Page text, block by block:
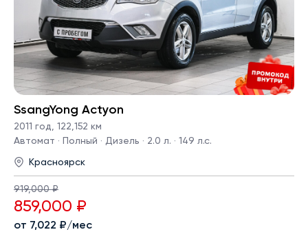
SsangYong Actyon
2011 год, 122,152 км
Автомат · Полный · Дизель · 2.0 л. · 149 л.с.
Красноярск
919,000 ₽
859,000 ₽
от 7,022 ₽/мес